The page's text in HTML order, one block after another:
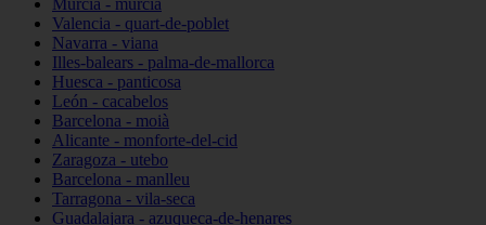
Murcia - murcia
Valencia - quart-de-poblet
Navarra - viana
Illes-balears - palma-de-mallorca
Huesca - panticosa
León - cacabelos
Barcelona - moià
Alicante - monforte-del-cid
Zaragoza - utebo
Barcelona - manlleu
Tarragona - vila-seca
Guadalajara - azuqueca-de-henares